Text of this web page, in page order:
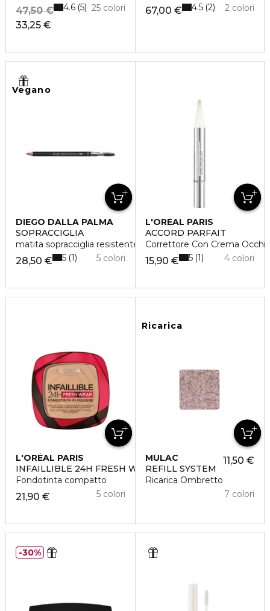
33,25 €
47,50 € 25 colori
4.6 5 67,00 € 2 colori
4.5 2
Vegano
DIEGO DALLA PALMA
SOPRACCIGLIA
matita sopracciglia resistente all'acqua
28,50 € 5 colori
5 1
L'ORÉAL PARIS
ACCORD PARFAIT
Correttore Con Crema Occhi
15,90 € 4 colori
5 1
L'ORÉAL PARIS
INFAILLIBLE 24H FRESH WEAR
Fondotinta compatto
21,90 € 5 colori
Ricarica
MULAC
REFILL SYSTEM
Ricarica Ombretto
11,50 €
7 colori
30%